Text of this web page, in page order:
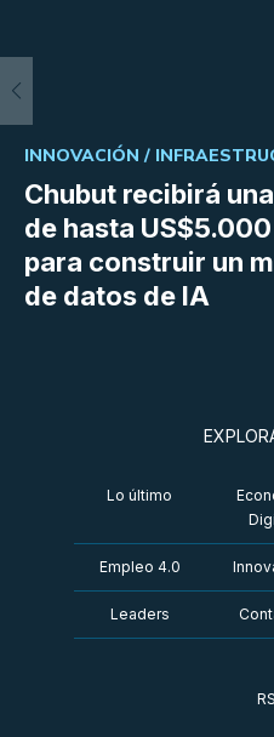
Chubut recibirá
de hasta
para construir un
de datos de IA
INNOVACIÓN /
Lo último
Empleo 4.0
Leaders